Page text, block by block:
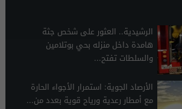
الرشيدية.. العثور على شخص جثة
هامدة داخل منزله بحي بوتلامين
والسلطات تفتح...
الأرصاد الجوية: استمرار الأجواء الحارة
مع أمطار رعدية ورياح قوية بعدد من...